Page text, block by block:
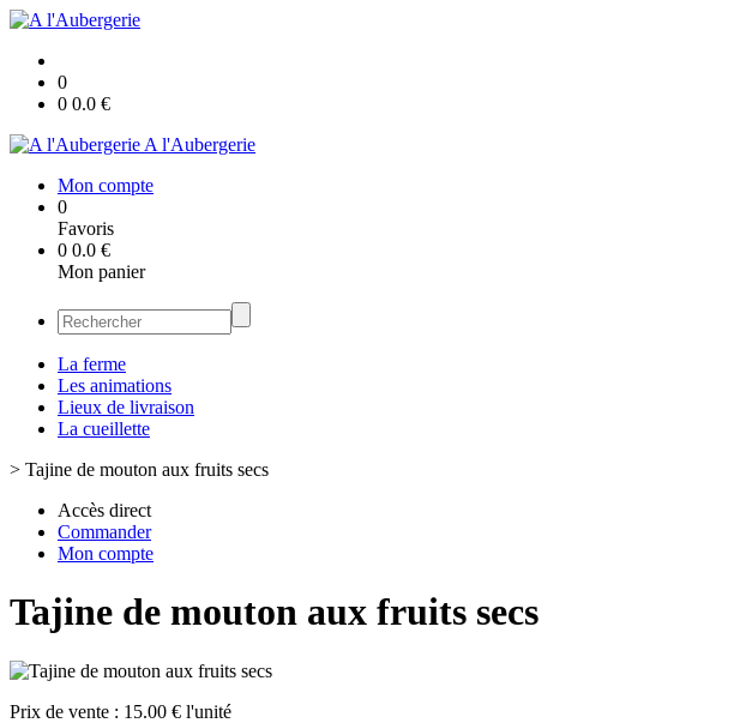
0
0 0.0 €
A l'Aubergerie
Mon compte
0
Favoris
0 0.0 €
Mon panier
La ferme
Les animations
Lieux de livraison
La cueillette
> Tajine de mouton aux fruits secs
Accès direct
Commander
Mon compte
Tajine de mouton aux fruits secs
Prix de vente : 15.00 € l'unité